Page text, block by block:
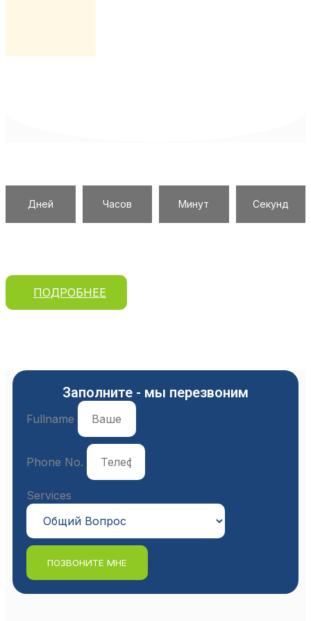
Дней Часов Минут Секунд
ПОДРОБНЕЕ
Заполните - мы перезвоним
Fullname
Phone No.
Services
ПОЗВОНИТЕ МНЕ